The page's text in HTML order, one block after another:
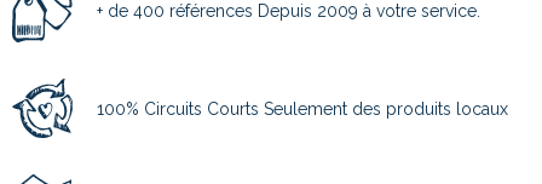
+ de 400 références Depuis 2009 à votre service.
100% Circuits Courts Seulement des produits locaux